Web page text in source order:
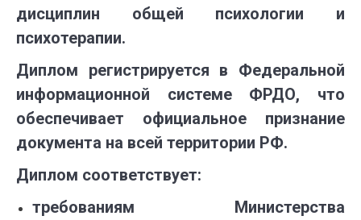
дисциплин общей психологии и
психотерапии.
Диплом регистрируется в Федеральной
информационной системе ФРДО, что
обеспечивает официальное признание
документа на всей территории РФ.
Диплом соответствует:
требованиям Министерства